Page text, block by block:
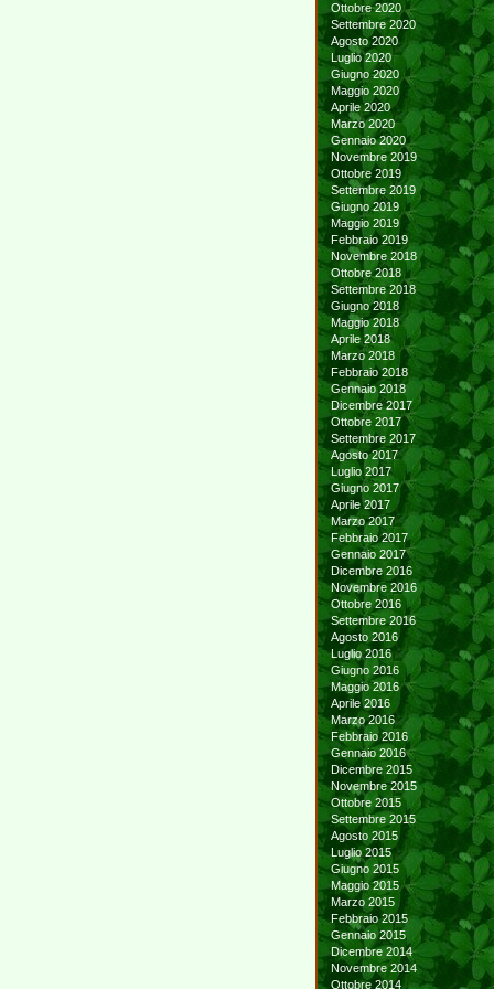
Ottobre 2020
Settembre 2020
Agosto 2020
Luglio 2020
Giugno 2020
Maggio 2020
Aprile 2020
Marzo 2020
Gennaio 2020
Novembre 2019
Ottobre 2019
Settembre 2019
Giugno 2019
Maggio 2019
Febbraio 2019
Novembre 2018
Ottobre 2018
Settembre 2018
Giugno 2018
Maggio 2018
Aprile 2018
Marzo 2018
Febbraio 2018
Gennaio 2018
Dicembre 2017
Ottobre 2017
Settembre 2017
Agosto 2017
Luglio 2017
Giugno 2017
Aprile 2017
Marzo 2017
Febbraio 2017
Gennaio 2017
Dicembre 2016
Novembre 2016
Ottobre 2016
Settembre 2016
Agosto 2016
Luglio 2016
Giugno 2016
Maggio 2016
Aprile 2016
Marzo 2016
Febbraio 2016
Gennaio 2016
Dicembre 2015
Novembre 2015
Ottobre 2015
Settembre 2015
Agosto 2015
Luglio 2015
Giugno 2015
Maggio 2015
Marzo 2015
Febbraio 2015
Gennaio 2015
Dicembre 2014
Novembre 2014
Ottobre 2014